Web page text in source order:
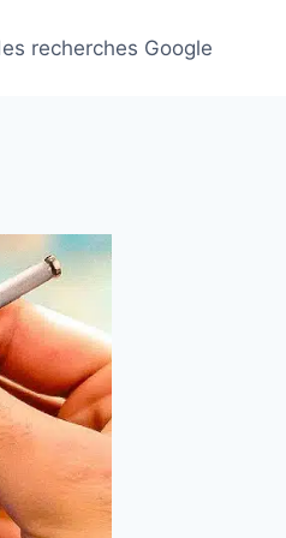
recherches Google